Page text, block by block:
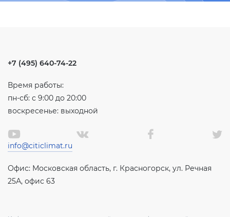
+7 (495) 640-74-22
Время работы:
пн-сб: с 9:00 до 20:00
воскресенье: выходной
info@citiclimat.ru
Офис: Московская область, г. Красногорск, ул. Речная
25А, офис 63